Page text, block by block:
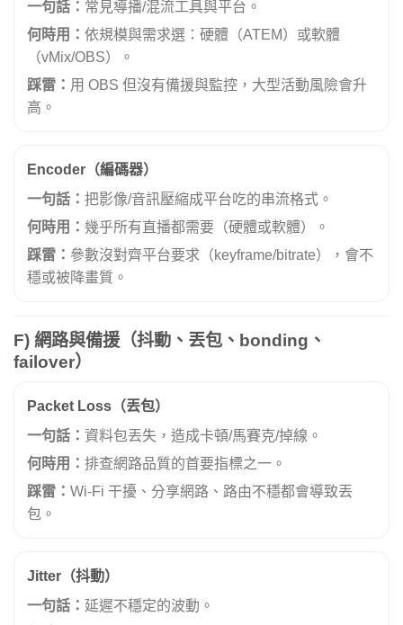
一句話： 常見導播/混流工具與平台。
何時用： 依規模與需求選：硬體（ATEM）或軟體
（vMix/OBS）。
踩雷： 用 OBS 但沒有備援與監控，大型活動風險會升
高。
Encoder（編碼器）
一句話： 把影像/音訊壓縮成平台吃的串流格式。
何時用： 幾乎所有直播都需要（硬體或軟體）。
踩雷： 參數沒對齊平台要求（keyframe/bitrate），會不
穩或被降畫質。
F) 網路與備援（抖動、丟包、bonding、
failover）
Packet Loss（丟包）
一句話： 資料包丟失，造成卡頓/馬賽克/掉線。
何時用： 排查網路品質的首要指標之一。
踩雷： Wi‑Fi 干擾、分享網路、路由不穩都會導致丟
包。
Jitter（抖動）
一句話： 延遲不穩定的波動。